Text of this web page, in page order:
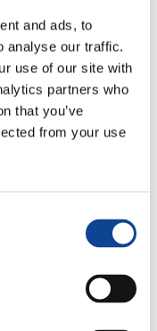
and ads, to
analyse our traffic.
use of our site with
partners who
that you’ve
from your use
, il progetto
una nuova alba”)dal
ad altrettanti
Tra i punti di
Schoolmates
tra ragazzi dal Nord
delle difficoltà nel
loro istruzione. Tutti
poter superare gli